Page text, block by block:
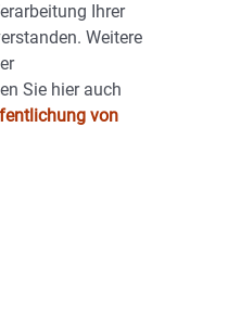
Ihrer
Weitere
Sie hier auch
von